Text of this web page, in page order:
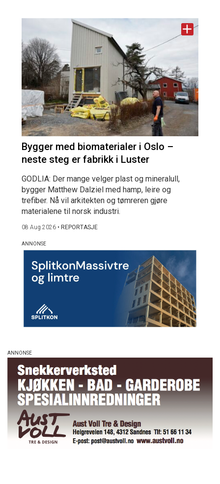
Bygger med biomaterialer i Oslo –
neste steg er fabrikk i Luster
GODLIA: Der mange velger plast og mineralull,
bygger Matthew Dalziel med hamp, leire og
trefiber. Nå vil arkitekten og tømreren gjøre
materialene til norsk industri.
08 Aug 2026 • REPORTASJE